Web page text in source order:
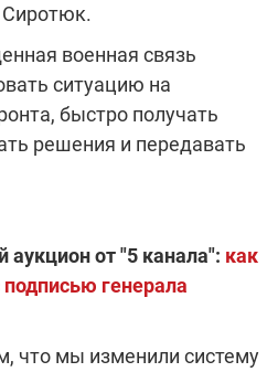
военная связь
ситуацию на
быстро получать
решения и передавать
аукцион от "5 канала": как
генерала
что мы изменили систему